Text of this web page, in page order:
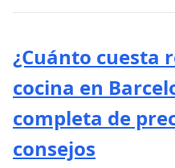
¿Cuánto cuesta
cocina en
completa de
consejos